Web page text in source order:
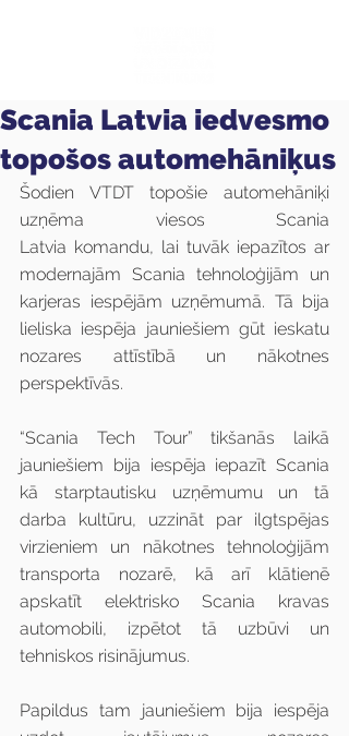
Scania Latvia iedvesmo
topošos automehāniķus
Šodien VTDT topošie automehāniķi
uzņēma viesos Scania
Latvia komandu, lai tuvāk iepazītos ar
modernajām Scania tehnoloģijām un
karjeras iespējām uzņēmumā. Tā bija
lieliska iespēja jauniešiem gūt ieskatu
nozares attīstībā un nākotnes
perspektīvās.
“Scania Tech Tour” tikšanās laikā
jauniešiem bija iespēja iepazīt Scania
kā starptautisku uzņēmumu un tā
darba kultūru, uzzināt par ilgtspējas
virzieniem un nākotnes tehnoloģijām
transporta nozarē, kā arī klātienē
apskatīt elektrisko Scania kravas
automobili, izpētot tā uzbūvi un
tehniskos risinājumus.
Papildus tam jauniešiem bija iespēja